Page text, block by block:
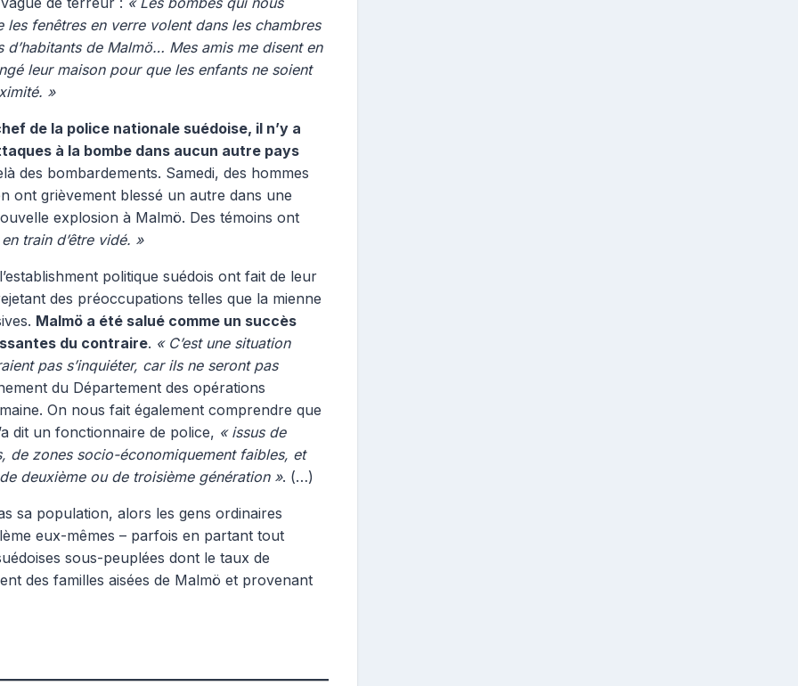
fenêtres en verre volent dans les chambres
de Malmö… Mes amis me disent en
leur maison pour que les enfants ne soient
»
de la police nationale suédoise, il n’y a
à la bombe dans aucun autre pays
des bombardements. Samedi, des hommes
ont grièvement blessé un autre dans une
explosion à Malmö. Des témoins ont
train d’être vidé. »
politique suédois ont fait de leur
des préoccupations telles que la mienne
Malmö a été salué comme un succès
du contraire. « C’est une situation
pas s’inquiéter, car ils ne seront pas
du Département des opérations
On nous fait également comprendre que
dit un fonctionnaire de police, « issus de
de zones socio-économiquement faibles, et
deuxième ou de troisième génération ». (…)
sa population, alors les gens ordinaires
eux-mêmes – parfois en partant tout
sous-peuplées dont le taux de
des familles aisées de Malmö et provenant